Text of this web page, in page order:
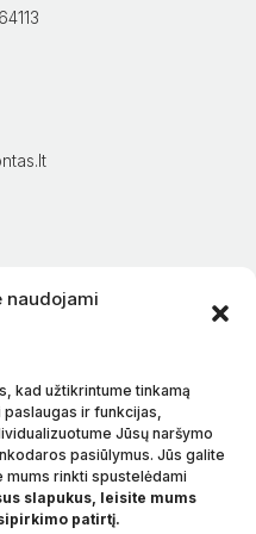
naudojami
kad užtikrintume tinkamą
ir funkcijas,
Jūsų naršymo
pasiūlymus. Jūs galite
rinkti spustelėdami
slapukus, leisite mums
patirtį.